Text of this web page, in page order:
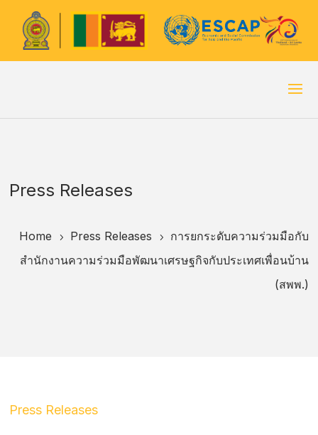
Press Releases
Home 5 Press Releases 5
การยกระดับความร่วมมือกับ
สำนักงานความร่วมมือพัฒนาเศรษฐกิจกับประเทศเพื่อนบ้าน
(สพพ.)
Press Releases